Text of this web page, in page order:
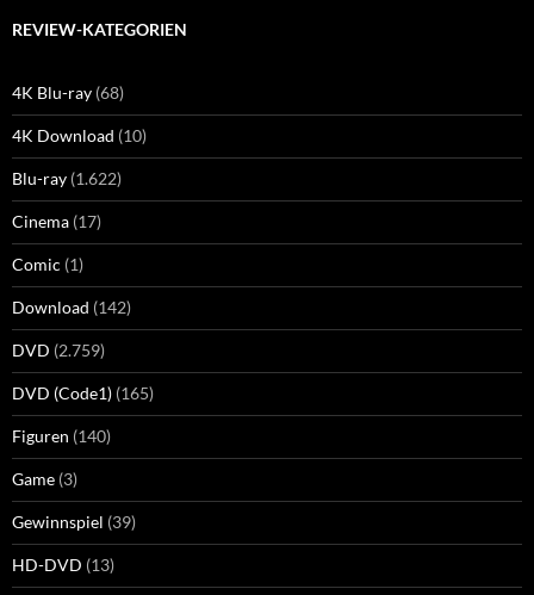
REVIEW-KATEGORIEN
4K Blu-ray (68)
4K Download (10)
Blu-ray (1.622)
Cinema (17)
Comic (1)
Download (142)
DVD (2.759)
DVD (Code1) (165)
Figuren (140)
Game (3)
Gewinnspiel (39)
HD-DVD (13)